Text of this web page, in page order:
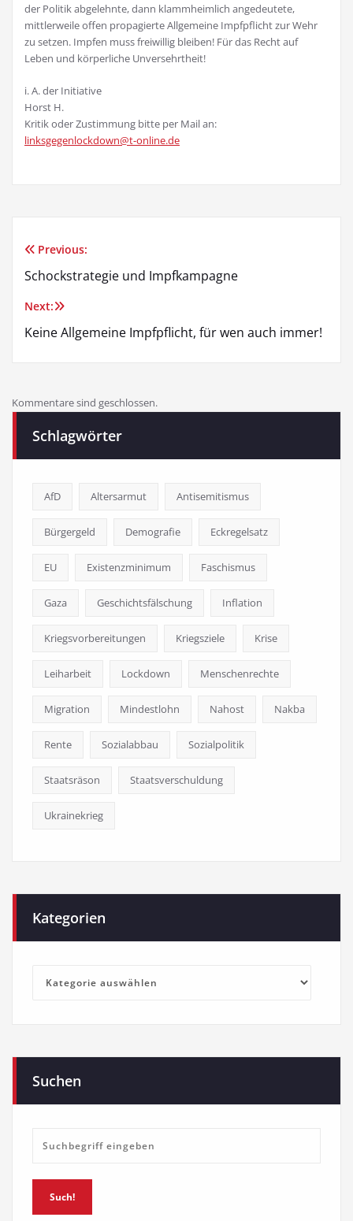
der Politik abgelehnte, dann klammheimlich angedeutete,
mittlerweile offen propagierte Allgemeine Impfpflicht zur Wehr
zu setzen. Impfen muss freiwillig bleiben! Für das Recht auf
Leben und körperliche Unversehrtheit!
i. A. der Initiative
Horst H.
Kritik oder Zustimmung bitte per Mail an:
linksgegenlockdown@t-online.de
Beitragsnavigation
Previous:
Schockstrategie und Impfkampagne
Next:
Keine Allgemeine Impfpflicht, für wen auch immer!
Kommentare sind geschlossen.
Schlagwörter
AfD Altersarmut Antisemitismus
Bürgergeld Demografie Eckregelsatz
EU Existenzminimum Faschismus
Gaza Geschichtsfälschung Inflation
Kriegsvorbereitungen Kriegsziele Krise
Leiharbeit Lockdown Menschenrechte
Migration Mindestlohn Nahost Nakba
Rente Sozialabbau Sozialpolitik
Staatsräson Staatsverschuldung
Ukrainekrieg
Kategorien
Kategorien
Suchen
Such!